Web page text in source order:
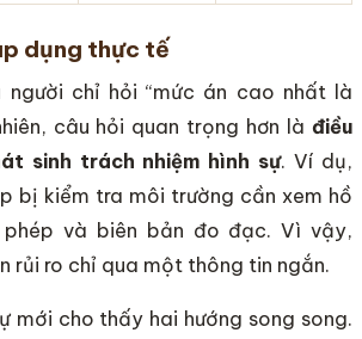
dụng thực tế
người chỉ hỏi “mức án cao nhất là
câu hỏi quan trọng hơn là điều
sinh trách nhiệm hình sự. Ví dụ,
bị kiểm tra môi trường cần xem hồ
và biên bản đo đạc. Vì vậy,
rủi ro chỉ qua một thông tin ngắn.
mới cho thấy hai hướng song song.